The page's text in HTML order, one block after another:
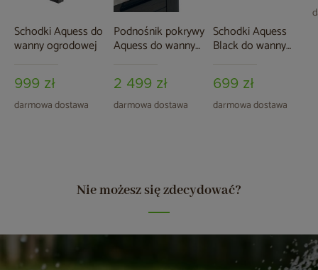
Schodki Aquess do
wanny ogrodowej
999 zł
darmowa dostawa
Podnośnik pokrywy
Aquess do wanny
2 499 zł
darmowa dostawa
Schodki Aquess
Black do wanny
699 zł
darmowa dostawa
Nie możesz się zdecydować?